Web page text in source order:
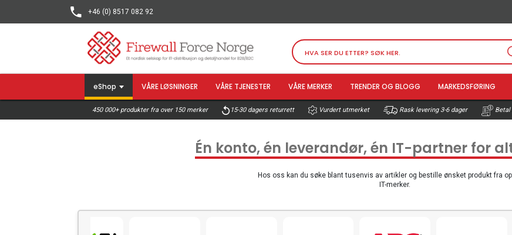
+46 (0) 8517 082 92
eShop VÅRE LØSNINGER VÅRE TJENESTER VÅRE MERKER TRENDER OG BLOGG MARKEDSFØRING
450 000+ produkter fra over 150 merker 15-30 dagers returrett Vurdert utmerket Rask levering 3-6 dager Betal
Én konto, én leverandør, én IT-partner for
Hos oss kan du søke blant tusenvis av artikler og bestille ønsket produkt fra
IT-merker.